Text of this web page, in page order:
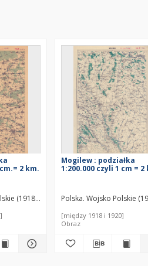
(Lwów). Wydawca
2 km.
(1918-1939). Biuro Kartograficzne
Mogilew : podziałka
1:200.000 czyli 1 cm = 2
Polska. Wojsko Polskie
[między 1918 i 1920]
Obraz